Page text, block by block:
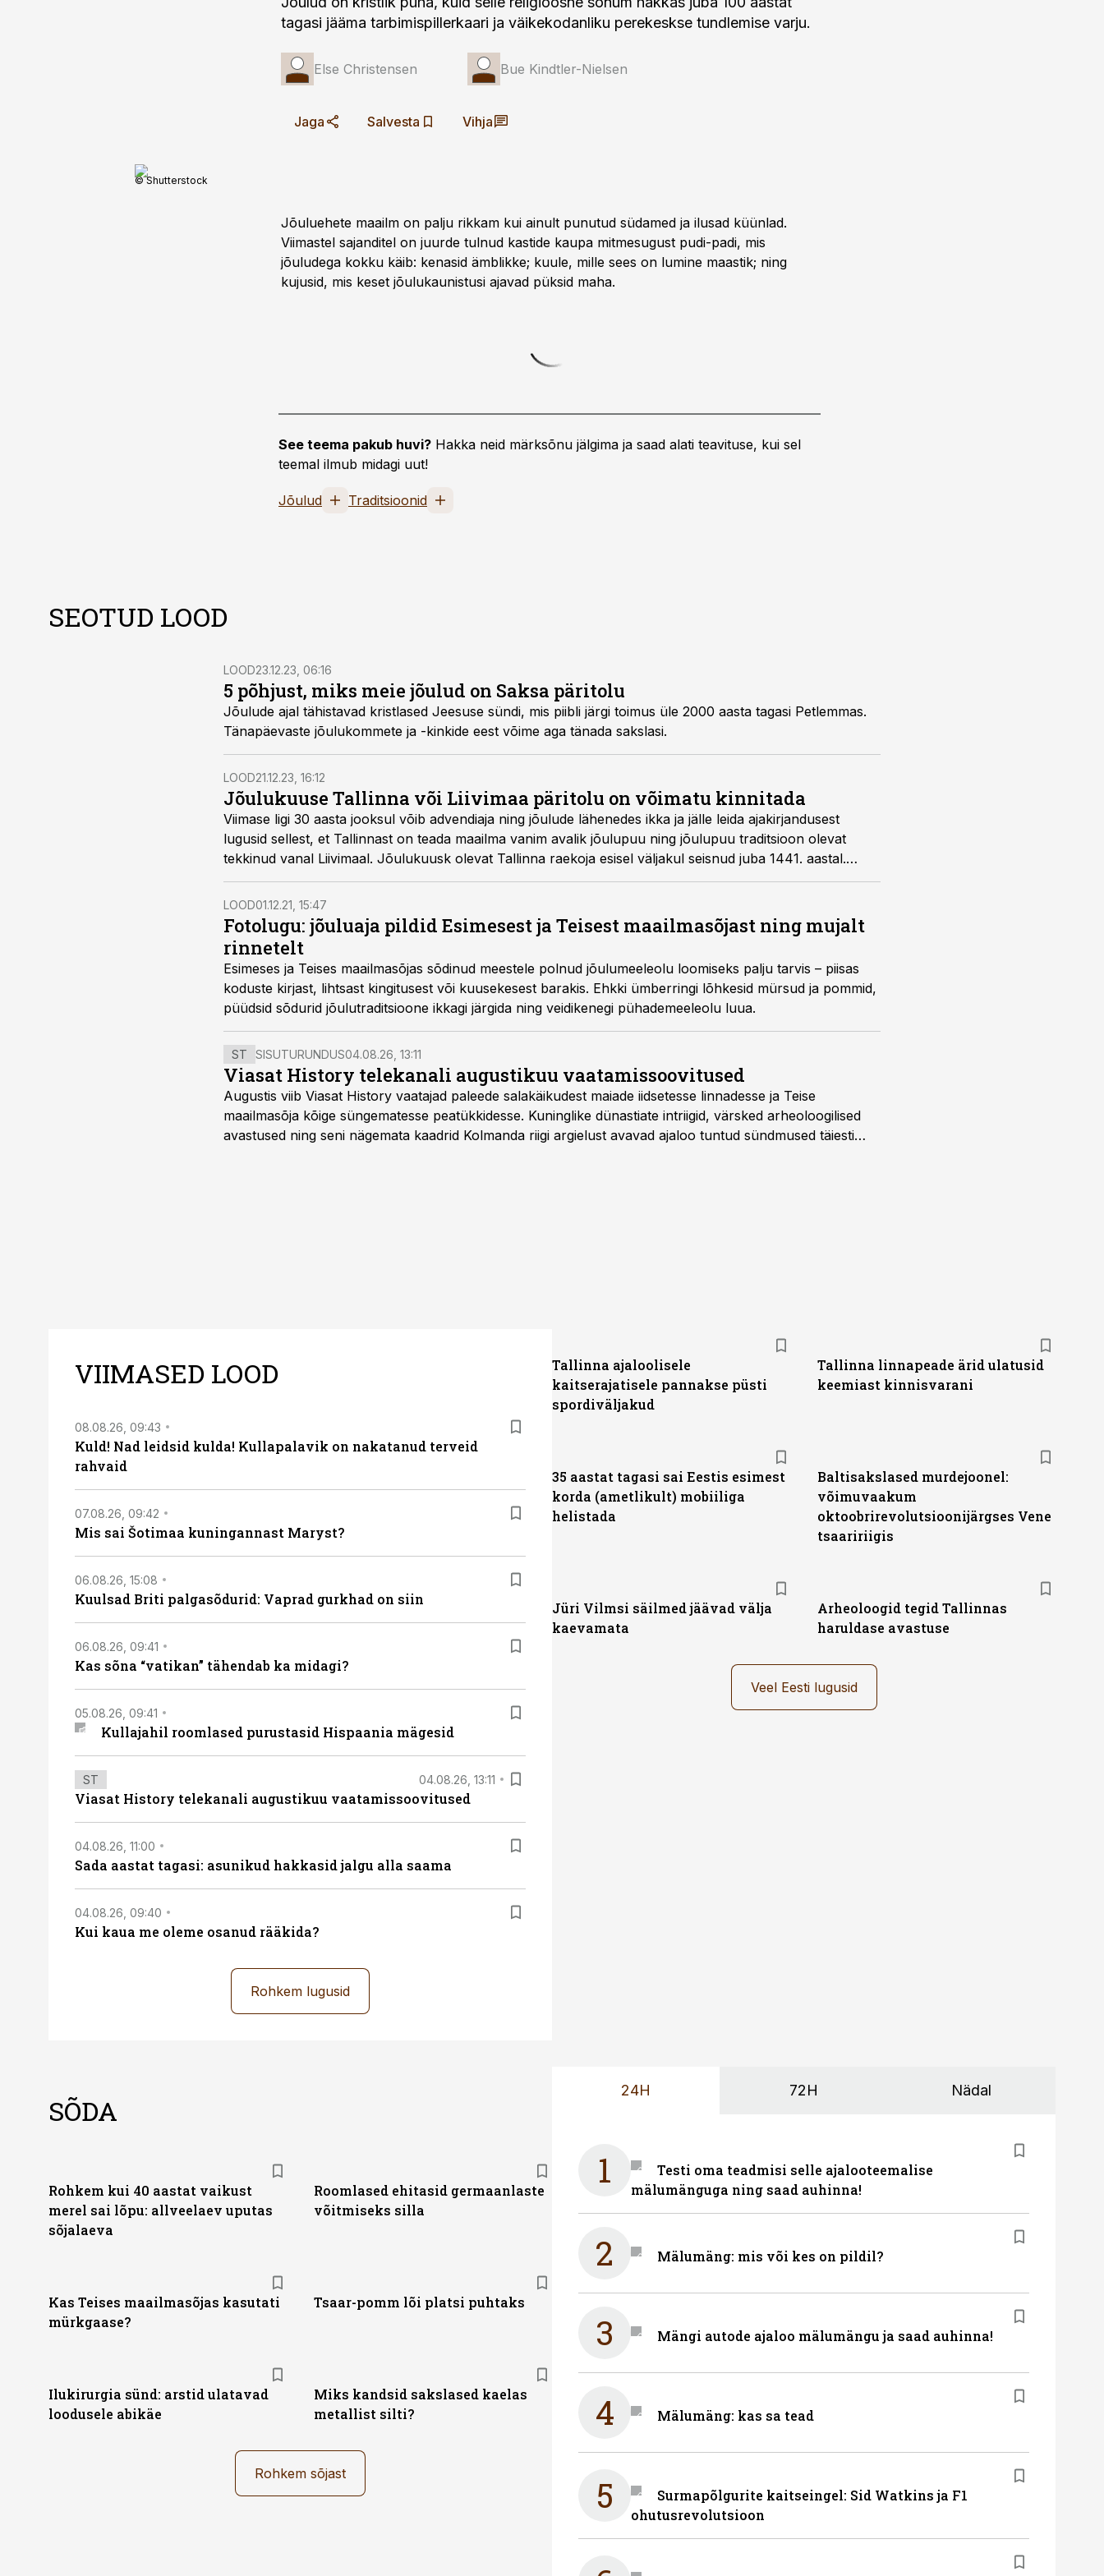
tagasi jääma tarbimispillerkaari ja väikekodanliku perekeskse tundlemise varju.
Else Christensen Bue Kindtler-Nielsen
Jaga Salvesta Vihja
© Shutterstock
Jõuluehete maailm on palju rikkam kui ainult punutud südamed ja ilusad küünlad.
Viimastel sajanditel on juurde tulnud kastide kaupa mitmesugust pudi-padi, mis
jõuludega kokku käib: kenasid ämblikke; kuule, mille sees on lumine maastik; ning
kujusid, mis keset jõulukaunistusi ajavad püksid maha.
See teema pakub huvi? Hakka neid märksõnu jälgima ja saad alati teavituse, kui sel
teemal ilmub midagi uut!
Jõulud Traditsioonid
SEOTUD LOOD
LOOD23.12.23, 06:16
5 põhjust, miks meie jõulud on Saksa päritolu
Jõulude ajal tähistavad kristlased Jeesuse sündi, mis piibli järgi toimus üle 2000 aasta tagasi Petlemmas.
Tänapäevaste jõulu­kommete ja -kinkide eest võime aga tänada sakslasi.
LOOD21.12.23, 16:12
Jõulukuuse Tallinna või Liivimaa päritolu on võimatu kinnitada
Viimase ligi 30 aasta jooksul võib advendiaja ning jõulude lähenedes ikka ja jälle leida ajakirjandusest
lugusid sellest, et Tallinnast on teada maailma vanim avalik jõulupuu ning jõulupuu traditsioon olevat
tekkinud vanal Liivimaal. Jõulukuusk olevat Tallinna raekoja esisel väljakul seisnud juba 1441. aastal.
Allikatesse ja konteksti süvenedes on neid väiteid võimatu kinnitada.
LOOD01.12.21, 15:47
Fotolugu: jõuluaja pildid Esimesest ja Teisest maailmasõjast ning mujalt
rinnetelt
Esimeses ja Teises maailmasõjas sõdinud meestele polnud jõulumeeleolu loomiseks palju tarvis – piisas
koduste kirjast, lihtsast kingitusest või kuusekesest barakis. Ehkki ümberringi lõhkesid mürsud ja pommid,
püüdsid sõdurid jõulutraditsioone ikkagi järgida ning veidikenegi pühademeeleolu luua.
ST SISUTURUNDUS04.08.26, 13:11
Viasat History telekanali augustikuu vaatamissoovitused
Augustis viib Viasat History vaatajad paleede salakäikudest maiade iidsetesse linnadesse ja Teise
maailmasõja kõige süngematesse peatükkidesse. Kuninglike dünastiate intriigid, värsked arheoloogilised
avastused ning seni nägemata kaadrid Kolmanda riigi argielust avavad ajaloo tuntud sündmused täiesti
VIIMASED LOOD
08.08.26, 09:43
Kuld! Nad leidsid kulda! Kullapalavik on nakatanud terveid
rahvaid
07.08.26, 09:42
Mis sai Šotimaa kuningannast Maryst?
06.08.26, 15:08
Kuulsad Briti palgasõdurid: Vaprad gurkhad on siin
06.08.26, 09:41
Kas sõna “vatikan” tähendab ka midagi?
05.08.26, 09:41
Kullajahil roomlased purustasid Hispaania mägesid
ST 04.08.26, 13:11
Viasat History telekanali augustikuu vaatamissoovitused
04.08.26, 11:00
Sada aastat tagasi: asunikud hakkasid jalgu alla saama
04.08.26, 09:40
Kui kaua me oleme osanud rääkida?
Rohkem lugusid
Tallinna ajaloolisele
kaitserajatisele pannakse püsti
spordiväljakud
Tallinna linnapeade ärid ulatusid
keemiast kinnisvarani
35 aastat tagasi sai Eestis esimest
korda (ametlikult) mobiiliga
helistada
Baltisakslased murdejoonel:
võimuvaakum
oktoobrirevolutsioonijärgses Vene
tsaaririigis
Jüri Vilmsi säilmed jäävad välja
kaevamata
Arheoloogid tegid Tallinnas
haruldase avastuse
Veel Eesti lugusid
SÕDA
Rohkem kui 40 aastat vaikust
merel sai lõpu: allveelaev uputas
sõjalaeva
Roomlased ehitasid germaanlaste
võitmiseks silla
Kas Teises maailmasõjas kasutati
mürkgaase?
Tsaar-pomm lõi platsi puhtaks
Ilukirurgia sünd: arstid ulatavad
loodusele abikäe
Miks kandsid sakslased kaelas
metallist silti?
Rohkem sõjast
24H 72H Nädal
1
Testi oma teadmisi selle ajalooteemalise
mälumänguga ning saad auhinna!
2 Mälumäng: mis või kes on pildil?
3 Mängi autode ajaloo mälumängu ja saad auhinna!
4 Mälumäng: kas sa tead
5
Surmapõlgurite kaitseingel: Sid Watkins ja F1
ohutusrevolutsioon